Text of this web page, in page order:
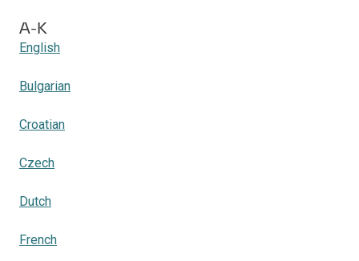
A-K
English
Bulgarian
Croatian
Czech
Dutch
French